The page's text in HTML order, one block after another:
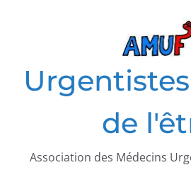
de
Association des Médecins